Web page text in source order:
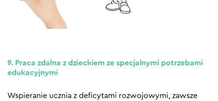
9. Praca zdalna z dzieckiem ze specjalnymi potrzebami
edukacyjnymi
Wspieranie ucznia z deficytami rozwojowymi, zawsze